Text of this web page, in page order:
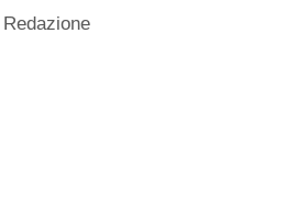
Redazione